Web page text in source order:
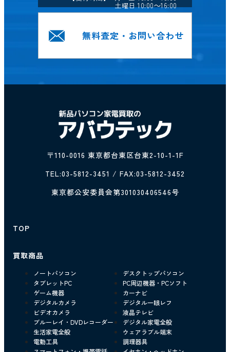
土曜日 10:00～16:00
無料査定・お問い合わせ
〒110-0016 東京都台東区台東2-10-1-1F
TEL:03-5812-3451 / FAX:03-5812-3452
東京都公安委員会第301030406546号
TOP
買取商品
ノートパソコン
デスクトップパソコン
タブレットPC
PC周辺機器・PCソフト
ゲーム機器
カーナビ
デジタルカメラ
デジタル一眼レフ
ビデオカメラ
液晶テレビ
ブルーレイ・DVDレコーダー
デジタル家電全般
生活家電全般
ウェアラブル端末
電動工具
調理器具